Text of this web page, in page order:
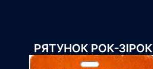
РЯТУНОК РОК-ЗІРОК